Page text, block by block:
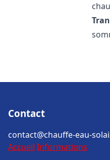
Contact
contact@chauffe-eau-
Accueil Informations